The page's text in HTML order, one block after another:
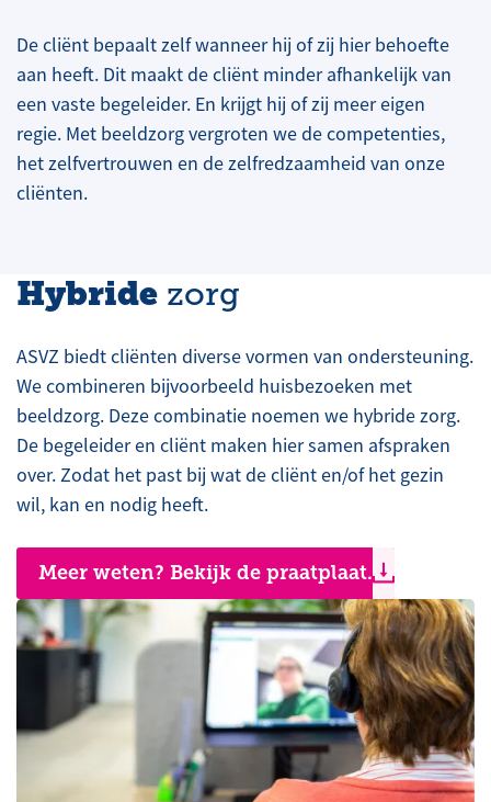
De cliënt bepaalt zelf wanneer hij of zij hier behoefte
aan heeft. Dit maakt de cliënt minder afhankelijk van
een vaste begeleider. En krijgt hij of zij meer eigen
regie. Met beeldzorg vergroten we de competenties,
het zelfvertrouwen en de zelfredzaamheid van onze
cliënten.
Hybride zorg
ASVZ biedt cliënten diverse vormen van ondersteuning.
We combineren bijvoorbeeld huisbezoeken met
beeldzorg. Deze combinatie noemen we hybride zorg.
De begeleider en cliënt maken hier samen afspraken
over. Zodat het past bij wat de cliënt en/of het gezin
wil, kan en nodig heeft.
Meer weten? Bekijk de praatplaat.